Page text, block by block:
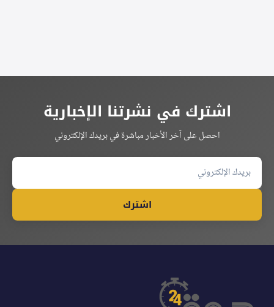
اشترك في نشرتنا الإخبارية
احصل على آخر الأخبار مباشرة في بريدك الإلكتروني
اشترك